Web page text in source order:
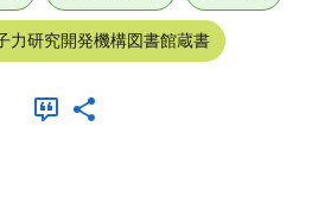
力研究開発機構図書館蔵書